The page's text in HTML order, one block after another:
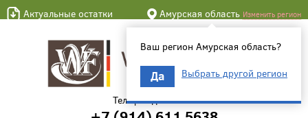
Актуальные остатки Амурская область Изменить регион
Ваш регион Амурская область?
Да Выбрать другой регион
Телефон для связи